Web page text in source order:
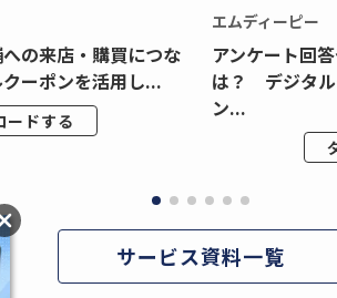
の来店・購買につな
ーポンを活用し...
ードする
エムディーピー
アンケート回
は？ デジタル
ン...
サービス資料一覧